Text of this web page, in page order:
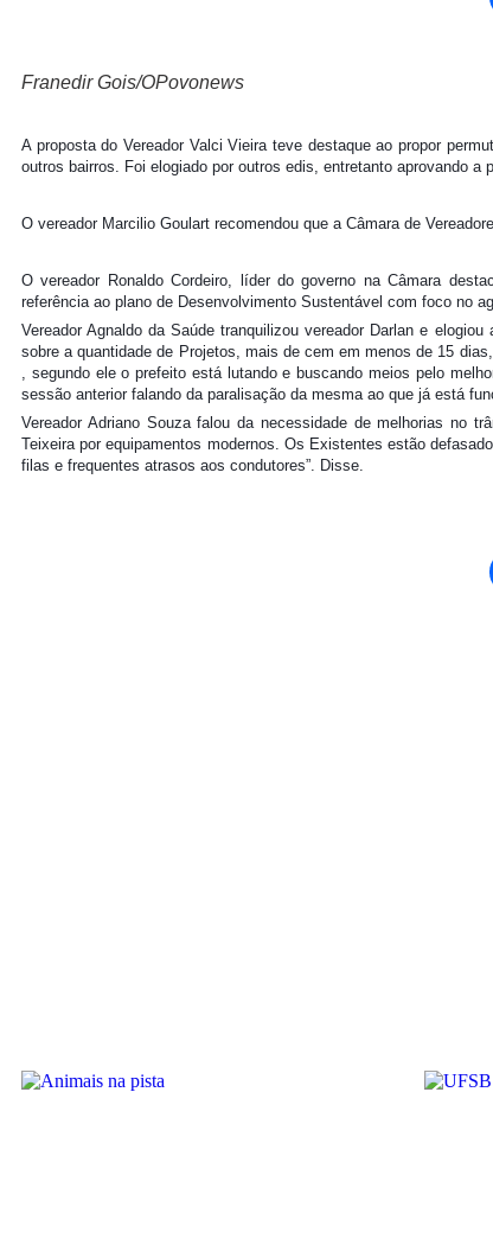
Franedir Gois/OPovonews
A proposta do Vereador Valci Vieira teve destaque ao propor
outros bairros. Foi elogiado por outros edis, entretanto aprovando a
O vereador Marcilio Goulart recomendou que a Câmara de
O vereador Ronaldo Cordeiro, líder do governo na Câmara
referência ao plano de Desenvolvimento Sustentável com foco no
Vereador Agnaldo da Saúde tranquilizou vereador Darlan e
sobre a quantidade de Projetos, mais de cem em menos de 15
, segundo ele o prefeito está lutando e buscando meios pelo
sessão anterior falando da paralisação da mesma ao que já está
Vereador Adriano Souza falou da necessidade de melhorias no
Teixeira por equipamentos modernos. Os Existentes estão
filas e frequentes atrasos aos condutores”. Disse.